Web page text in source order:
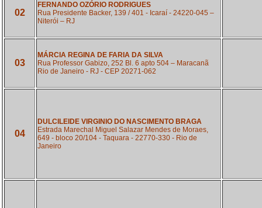
02
FERNANDO OZÓRIO RODRIGUES
Rua Presidente Backer, 139 / 401 - Icaraí - 24220-045 –
Niterói – RJ
03
MÁRCIA REGINA DE FARIA DA SILVA
Rua Professor Gabizo, 252 Bl. 6 apto 504 – Maracanã
Rio de Janeiro - RJ - CEP 20271-062
04
DULCILEIDE VIRGINIO DO NASCIMENTO BRAGA
Estrada Marechal Miguel Salazar Mendes de Moraes,
649 - bloco 20/104 - Taquara - 22770-330 - Rio de
Janeiro